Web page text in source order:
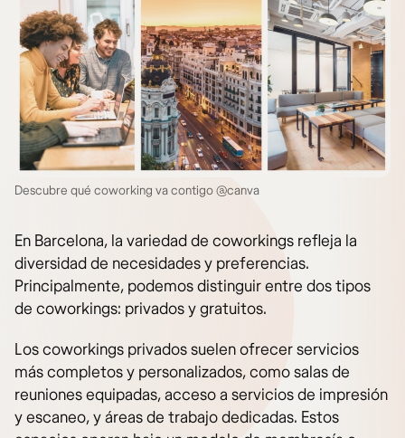
Descubre qué coworking va contigo @canva
En Barcelona, la variedad de coworkings refleja la
diversidad de necesidades y preferencias.
Principalmente, podemos distinguir entre dos tipos
de coworkings: privados y gratuitos.
Los coworkings privados suelen ofrecer servicios
más completos y personalizados, como salas de
reuniones equipadas, acceso a servicios de impresión
y escaneo, y áreas de trabajo dedicadas. Estos